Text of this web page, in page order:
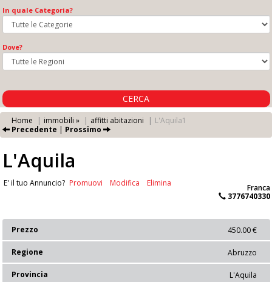
In quale Categoria?
Dove?
CERCA
Home immobili » affitti abitazioni
L'Aquila1
Precedente | Prossimo
L'Aquila
Franca
3776740330
E' il tuo Annuncio? Promuovi Modifica Elimina
450.00 €
Prezzo
Abruzzo
Regione
L'Aquila
Provincia